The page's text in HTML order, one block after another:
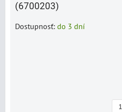
(6700203)
Dostupnosť: do 3 dní